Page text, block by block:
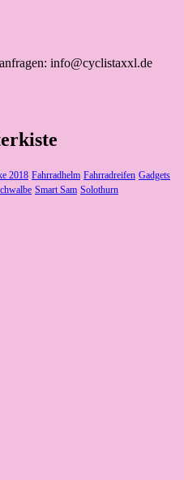
info@cyclistaxxl.de
2018 Fahrradhelm Fahrradreifen Gadgets
Smart Sam Solothurn